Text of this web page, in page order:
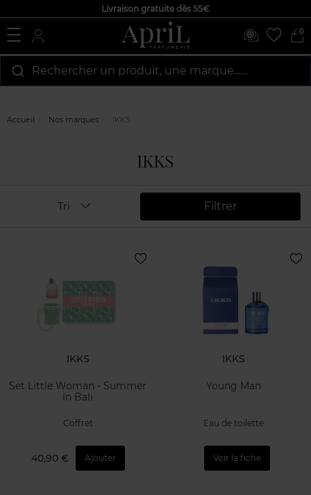
Livraison gratuite dès 55€
0
Rechercher un produit, une marque…...
Accueil Nos marques IKKS
IKKS
Filtrer
Tri
IKKS
Set Little Woman - Summer
In Bali
Coffret
40,90 € Ajouter
IKKS
Young Man
Eau de toilette
Voir la fiche